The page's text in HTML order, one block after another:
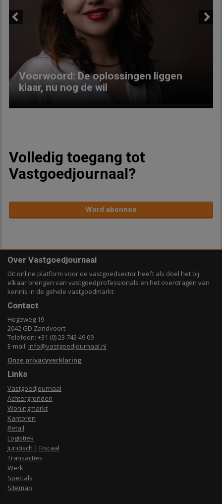
Voorwoord: De oplossingen liggen
klaar, nu nog de wil
Volledig toegang tot
Vastgoedjournaal?
Word abonnee
Over Vastgoedjournaal
Dit online platform voor de vastgoedsector heeft als doel het bij
elkaar brengen van vastgoedprofessionals en het overdragen van
kennis in de gehele vastgoedmarkt.
Contact
Hogeweg 19
2042 GD Zandvoort
Telefoon: +31 (0) 23 743 49 09
E-mail: info@vastgoedjournaal.nl
Onze privacyverklaring
Links
Vastgoedjournaal
Achtergronden
Woningmarkt
Kantoren
Retail
Logistiek
Juridisch | Fiscaal
Transacties
Werk
Specials
Sitemap